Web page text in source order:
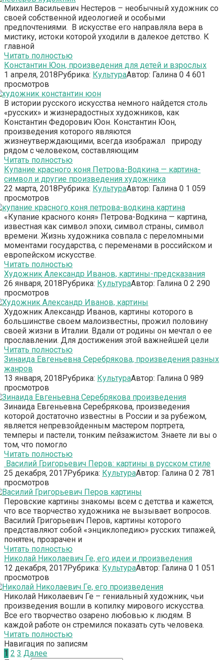
Михаил Васильевич Нестеров – необычный художник со
своей собственной идеологией и особыми
предпочтениями. В искусстве его направляла вера в
мистику, истоки которой уходили в далекое детство. К
главной
Читать полностью
Константин Юон, произведения для детей и взрослых
1 апреля, 2018Рубрика: КультураАвтор: Галина 0 4 601
просмотров
В истории русского искусства немного найдется столь
«русских» и жизнерадостных художников, как
Константин Федорович Юон. Константин Юон,
произведения которого являются
жизнеутверждающими, всегда изображал природу
рядом с человеком, составляющим
Читать полностью
Купание красного коня Петрова-Водкина — картина-
символ и другие произведения художника
22 марта, 2018Рубрика: КультураАвтор: Галина 0 1 059
просмотров
«Купание красного коня» Петрова-Водкина — картина,
известная как символ эпохи, символ страны, символ
времени. Жизнь художника совпала с переломными
моментами государства, с переменами в российском и
европейском искусстве.
Читать полностью
Художник Александр Иванов, картины-предсказания
26 января, 2018Рубрика: КультураАвтор: Галина 0 2 290
просмотров
Художник Александр Иванов, картины которого в
большинстве своем малоизвестны, прожил половину
своей жизни в Италии. Вдали от родины он мечтал о ее
прославлении. Для достижения этой важнейшей цели
Читать полностью
Зинаида Евгеньевна Серебрякова, произведения разных
жанров
13 января, 2018Рубрика: КультураАвтор: Галина 0 989
просмотров
Зинаида Евгеньевна Серебрякова, произведения
которой достаточно известны в России и за рубежом,
является непревзойденным мастером портрета,
темперы и пастели, тонким пейзажистом. Знаете ли вы о
том, что помогло
Читать полностью
Василий Григорьевич Перов: картины в русском стиле
25 декабря, 2017Рубрика: КультураАвтор: Галина 0 2 781
просмотров
Перовские картины знакомы всем с детства и кажется,
что все творчество художника не вызывает вопросов.
Василий Григорьевич Перов, картины которого
представляют собой «энциклопедию» русских типажей,
понятен, прозрачен и
Читать полностью
Николай Николаевич Ге, его идеи и произведения
12 декабря, 2017Рубрика: КультураАвтор: Галина 0 1 051
просмотров
Николай Николаевич Ге – гениальный художник, чьи
произведения вошли в копилку мирового искусства.
Все его творчество озарено любовью к людям. В
каждой работе он стремился показать суть человека.
Читать полностью
Навигация по записям
1 2 3 Далее